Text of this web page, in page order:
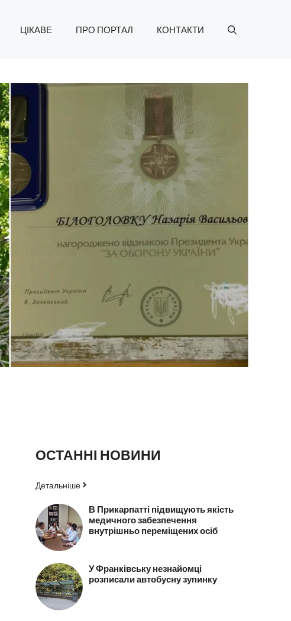
ЦІКАВЕ ПРО ПОРТАЛ КОНТАКТИ
ОСТАННІ НОВИНИ
Детальніше
В Прикарпатті підвищують якість
медичного забезпечення
внутрішньо переміщених осіб
У Франківську незнайомці
розписали автобусну зупинку